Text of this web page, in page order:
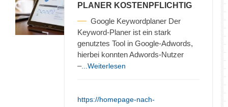
PLANER KOSTENPFLICHTIG
Google Keywordplaner Der
Keyword-Planer ist ein stark
genutztes Tool in Google-Adwords,
hierbei konnten Adwords-Nutzer
–...Weiterlesen
https://homepage-nach-